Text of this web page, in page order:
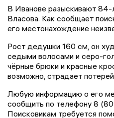
В Иванове разыскивают 84-
Власова. Как сообщает
его местонахождение
Рост дедушки 160 см, он
седыми волосами и серо-
чёрные брюки и красные
возможно, страдает
Любую информацию о его
сообщить по телефону 8
Поисковикам требуется